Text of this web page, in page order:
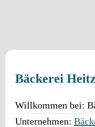
Bäckerei
Willkommen bei:
Unternehmen: